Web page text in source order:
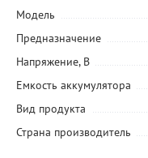
Модель
Предназначение
Напряжение, В
Емкость аккумулятора
Вид продукта
Страна производитель